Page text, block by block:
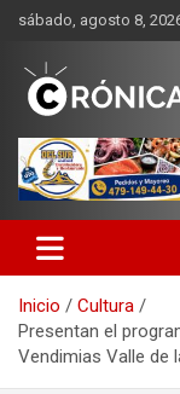
Saltar
contenido
sábado, agosto 8,
Inicio
Cultura
Presentan el
Vendimias Valle de